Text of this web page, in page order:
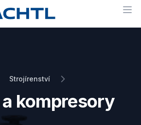
Strojírenství
kompresory